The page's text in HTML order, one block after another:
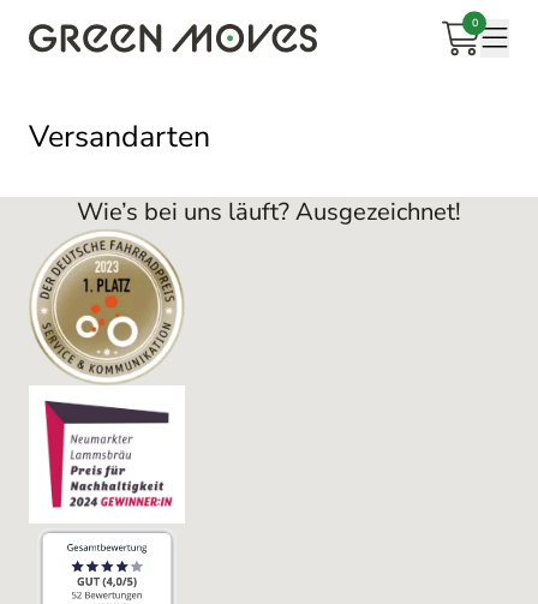
Inhalt
Warenkorb
0
Versandarten
Wie’s bei uns läuft? Ausgezeichnet!